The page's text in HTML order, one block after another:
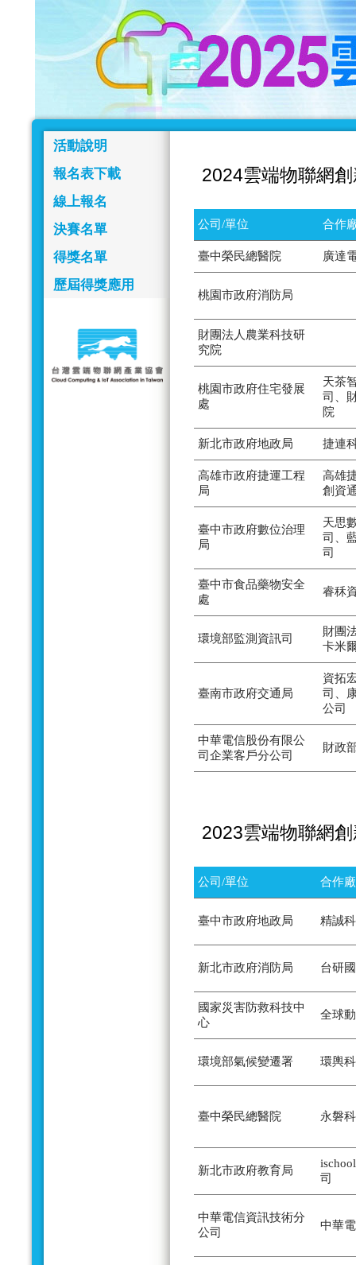
活動說明
報名表下載
線上報名
決賽名單
得獎名單
歷屆得獎應用
2024雲端物聯網
公司/單位 合作
臺中榮民總醫院 廣達
桃園市政府消防局
財團法人農業科技研
究院
桃園市政府住宅發展
處
天茶
司、
院
新北市政府地政局 捷連
高雄市政府捷運工程
局
高雄
創資
臺中市政府數位治理
局
天思
司、
司
臺中市食品藥物安全
處
睿秝
環境部監測資訊司
財團
卡米
臺南市政府交通局
資拓
司、
公司
中華電信股份有限公
司企業客戶分公司
財政
2023雲端物聯網
公司/單位 合作
臺中市政府地政局 精誠
新北市政府消防局 台研
國家災害防救科技中
心
全球
環境部氣候變遷署 環輿
臺中榮民總醫院 永磐
新北市政府教育局
司
中華電信資訊技術分
公司
中華